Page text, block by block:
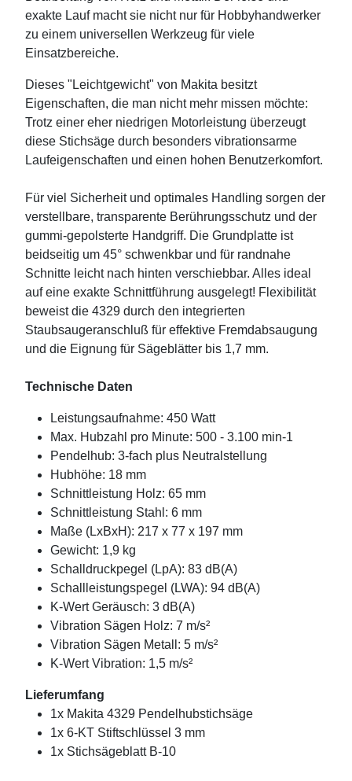
exakte Lauf macht sie nicht nur für Hobbyhandwerker
zu einem universellen Werkzeug für viele
Einsatzbereiche.
Dieses "Leichtgewicht" von Makita besitzt
Eigenschaften, die man nicht mehr missen möchte:
Trotz einer eher niedrigen Motorleistung überzeugt
diese Stichsäge durch besonders vibrationsarme
Laufeigenschaften und einen hohen Benutzerkomfort.
Für viel Sicherheit und optimales Handling sorgen der
verstellbare, transparente Berührungsschutz und der
gummi-gepolsterte Handgriff. Die Grundplatte ist
beidseitig um 45° schwenkbar und für randnahe
Schnitte leicht nach hinten verschiebbar. Alles ideal
auf eine exakte Schnittführung ausgelegt! Flexibilität
beweist die 4329 durch den integrierten
Staubsaugeranschluß für effektive Fremdabsaugung
und die Eignung für Sägeblätter bis 1,7 mm.
Technische Daten
Leistungsaufnahme: 450 Watt
Max. Hubzahl pro Minute: 500 - 3.100 min-1
Pendelhub: 3-fach plus Neutralstellung
Hubhöhe: 18 mm
Schnittleistung Holz: 65 mm
Schnittleistung Stahl: 6 mm
Maße (LxBxH): 217 x 77 x 197 mm
Gewicht: 1,9 kg
Schalldruckpegel (LpA): 83 dB(A)
Schallleistungspegel (LWA): 94 dB(A)
K-Wert Geräusch: 3 dB(A)
Vibration Sägen Holz: 7 m/s²
Vibration Sägen Metall: 5 m/s²
K-Wert Vibration: 1,5 m/s²
Lieferumfang
1x Makita 4329 Pendelhubstichsäge
1x 6-KT Stiftschlüssel 3 mm
1x Stichsägeblatt B-10